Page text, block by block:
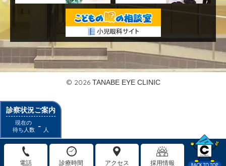
電話 診療時間 アクセス 採用情報
診察状況ご案内
現在の
待ち人数 - 人
© 2026TANABE EYE CLINIC